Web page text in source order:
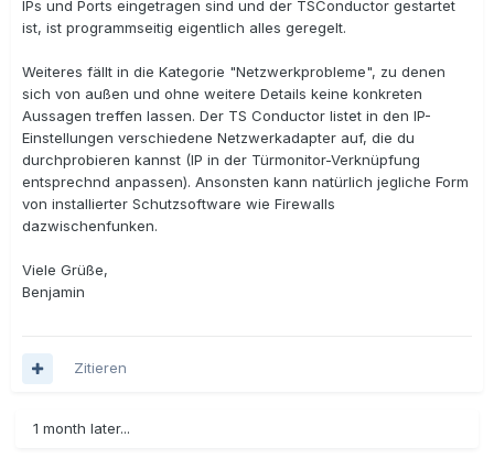
IPs und Ports eingetragen sind und der TSConductor gestartet
ist, ist programmseitig eigentlich alles geregelt.
Weiteres fällt in die Kategorie "Netzwerkprobleme", zu denen
sich von außen und ohne weitere Details keine konkreten
Aussagen treffen lassen. Der TS Conductor listet in den IP-
Einstellungen verschiedene Netzwerkadapter auf, die du
durchprobieren kannst (IP in der Türmonitor-Verknüpfung
entsprechnd anpassen). Ansonsten kann natürlich jegliche Form
von installierter Schutzsoftware wie Firewalls
dazwischenfunken.
Viele Grüße,
Benjamin
Zitieren
1 month later...